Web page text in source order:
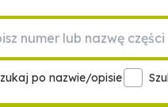
po nazwie/opisie